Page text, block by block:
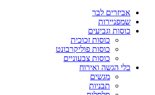
אביזרים לבר
שמפניירות
כוסות וגביעים
כוסות זכוכית
כוסות פוליקרבונט
כוסות צבעוניים
כלי הגשה ואירוח
מגשים
תבניות